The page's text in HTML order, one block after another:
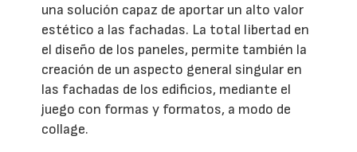
una solución capaz de aportar un alto valor
estético a las fachadas. La total libertad en
el diseño de los paneles, permite también la
creación de un aspecto general singular en
las fachadas de los edificios, mediante el
juego con formas y formatos, a modo de
collage.